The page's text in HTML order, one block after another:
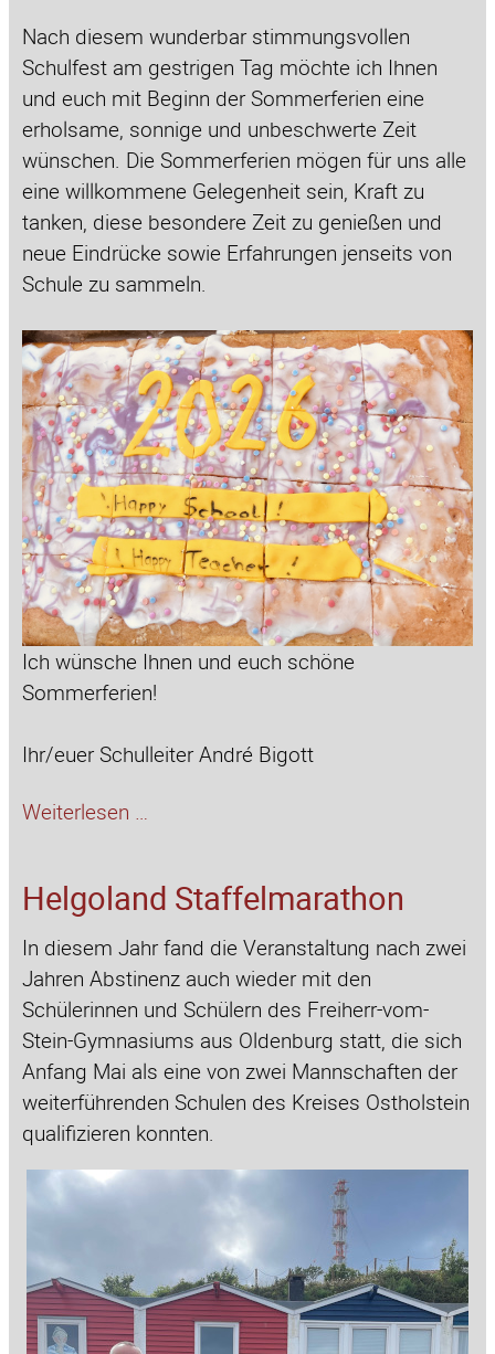
Nach diesem wunderbar stimmungsvollen
Schulfest am gestrigen Tag möchte ich Ihnen
und euch mit Beginn der Sommerferien eine
erholsame, sonnige und unbeschwerte Zeit
wünschen. Die Sommerferien mögen für uns alle
eine willkommene Gelegenheit sein, Kraft zu
tanken, diese besondere Zeit zu genießen und
neue Eindrücke sowie Erfahrungen jenseits von
Schule zu sammeln.
Ich wünsche Ihnen und euch schöne
Sommerferien!
Ihr/euer Schulleiter André Bigott
Weiterlesen …
Helgoland Staffelmarathon
In diesem Jahr fand die Veranstaltung nach zwei
Jahren Abstinenz auch wieder mit den
Schülerinnen und Schülern des Freiherr-vom-
Stein-Gymnasiums aus Oldenburg statt, die sich
Anfang Mai als eine von zwei Mannschaften der
weiterführenden Schulen des Kreises Ostholstein
qualifizieren konnten.